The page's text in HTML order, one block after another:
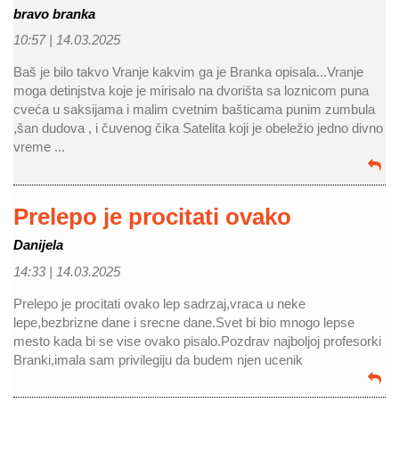
bravo branka
10:57 | 14.03.2025
Baš je bilo takvo Vranje kakvim ga je Branka opisala...Vranje
moga detinjstva koje je mirisalo na dvorišta sa loznicom puna
cveća u saksijama i malim cvetnim bašticama punim zumbula
,šan dudova , i čuvenog čika Satelita koji je obeležio jedno divno
vreme ...
Prelepo je procitati ovako
Danijela
14:33 | 14.03.2025
Prelepo je procitati ovako lep sadrzaj,vraca u neke
lepe,bezbrizne dane i srecne dane.Svet bi bio mnogo lepse
mesto kada bi se vise ovako pisalo.Pozdrav najboljoj profesorki
Branki,imala sam privilegiju da budem njen ucenik